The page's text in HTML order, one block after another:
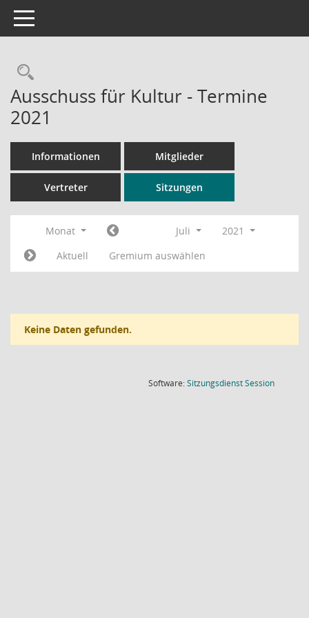
Toggle navigation
Rechercheauswahl
Ausschuss für Kultur - Termine
2021
Informationen Mitglieder
Vertreter Sitzungen
Monat Juli
2021
Aktuell
Gremium auswählen
Keine Daten gefunden.
Software:SitzungsdienstSession(Wird in